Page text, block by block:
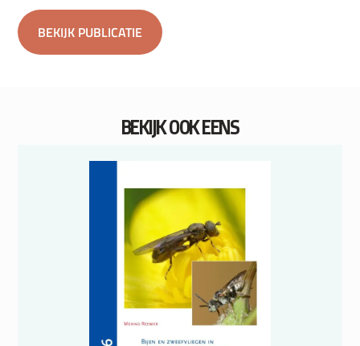
BEKIJK PUBLICATIE
BEKIJK OOK EENS